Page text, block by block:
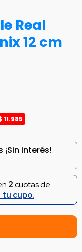
Real
12 cm
11.985
¡Sin interés!
2cuotas de
tu cupo.